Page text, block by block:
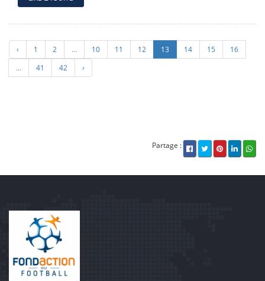
‹ 1 2 ... 10 11 12 13 14 15
16
...
41 42 ›
Partage :